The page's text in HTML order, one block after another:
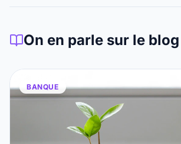
On en parle sur le blog
BANQUE